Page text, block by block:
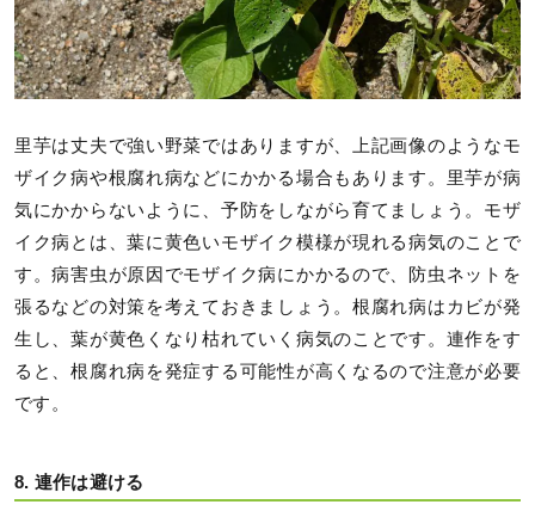
里芋は丈夫で強い野菜ではありますが、上記画像のようなモ
ザイク病や根腐れ病などにかかる場合もあります。里芋が病
気にかからないように、予防をしながら育てましょう。モザ
イク病とは、葉に黄色いモザイク模様が現れる病気のことで
す。病害虫が原因でモザイク病にかかるので、防虫ネットを
張るなどの対策を考えておきましょう。根腐れ病はカビが発
生し、葉が黄色くなり枯れていく病気のことです。連作をす
ると、根腐れ病を発症する可能性が高くなるので注意が必要
です。
8. 連作は避ける